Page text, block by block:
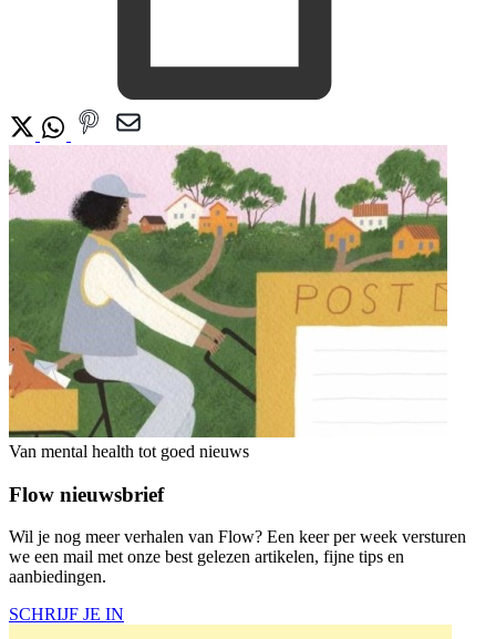
Van mental health tot goed nieuws
Flow nieuwsbrief
Wil je nog meer verhalen van Flow? Een keer per week versturen
we een mail met onze best gelezen artikelen, fijne tips en
aanbiedingen.
SCHRIJF JE IN